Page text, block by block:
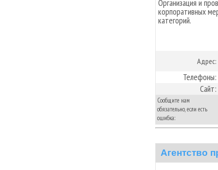
Организация и
корпоративных
категорий.
Адрес:
Телефоны:
Сайт:
Сообщите нам
обязательно, если есть
ошибка:
Агентство